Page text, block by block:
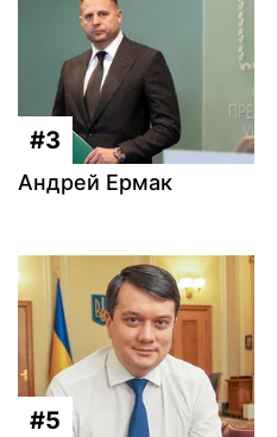
#3
Андрей Ермак
#5